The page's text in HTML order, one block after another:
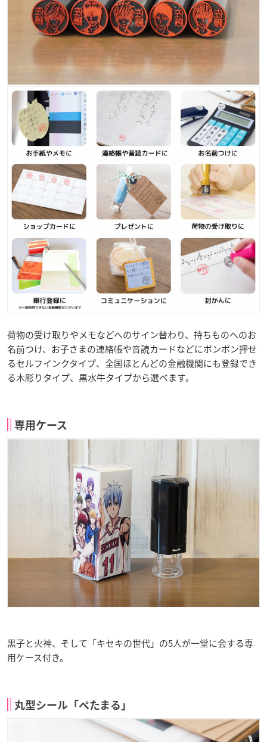
荷物の受け取りやメモなどへのサイン替わり、持ちものへのお
名前つけ、お子さまの連絡帳や音読カードなどにポンポン押せ
るセルフインクタイプ、全国ほとんどの金融機関にも登録でき
る木彫りタイプ、黒水牛タイプから選べます。
専用ケース